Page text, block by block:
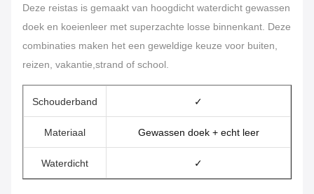
Deze reistas is gemaakt van hoogdicht waterdicht gewassen
doek en koeienleer met superzachte losse binnenkant. Deze
combinaties maken het een geweldige keuze voor buiten,
reizen, vakantie,strand of school.
Schouderband ✓
Materiaal Gewassen doek + echt leer
Waterdicht ✓